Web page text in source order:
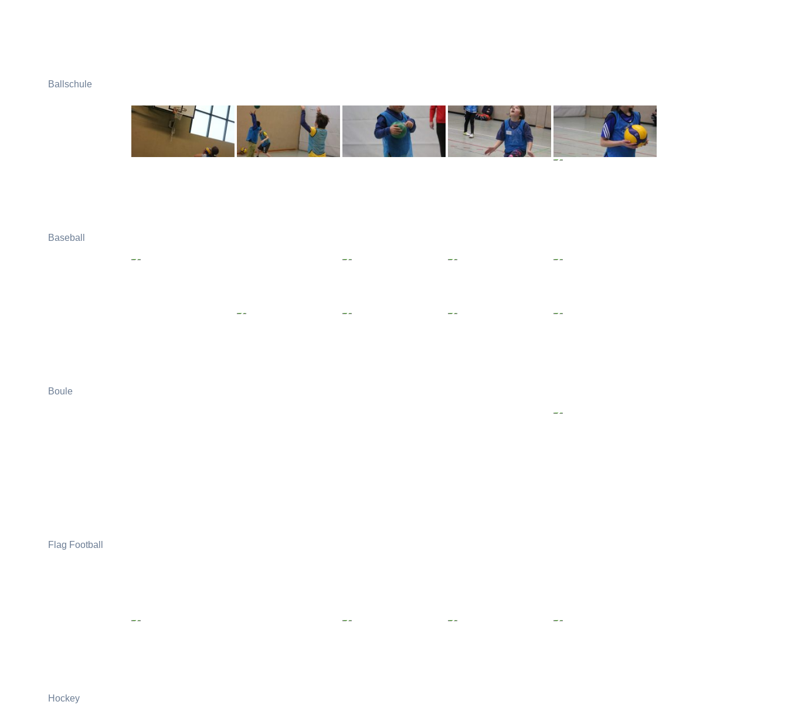
Ballschule
Baseball
Boule
Flag Football
Hockey